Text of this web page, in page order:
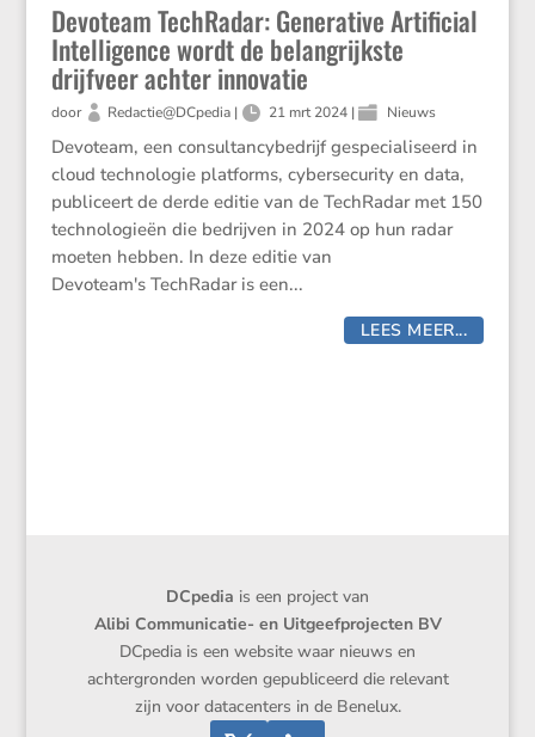
Devoteam TechRadar: Generative Artificial
Intelligence wordt de belangrijkste
drijfveer achter innovatie
door Redactie@DCpedia| 21 mrt 2024 | Nieuws
Devoteam, een consultancybedrijf gespecialiseerd in
cloud technologie platforms, cybersecurity en data,
publiceert de derde editie van de TechRadar met 150
technologieën die bedrijven in 2024 op hun radar
moeten hebben. In deze editie van
Devoteam's TechRadar is een...
LEES MEER...
DCpedia is een project van
Alibi Communicatie- en Uitgeefprojecten BV
DCpedia is een website waar nieuws en
achtergronden worden gepubliceerd die relevant
zijn voor datacenters in de Benelux.